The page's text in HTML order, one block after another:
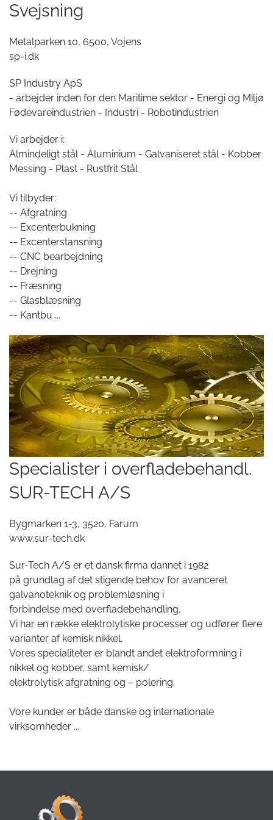
Svejsning
Metalparken 10, 6500, Vojens
sp-i.dk
SP Industry ApS
- arbejder inden for den Maritime sektor - Energi og Miljø
Fødevareindustrien - Industri - Robotindustrien
Vi arbejder i:
Almindeligt stål - Aluminium - Galvaniseret stål - Kobber
Messing - Plast - Rustfrit Stål
Vi tilbyder:
-- Afgratning
-- Excenterbukning
-- Excenterstansning
-- CNC bearbejdning
-- Drejning
-- Fræsning
-- Glasblæsning
-- Kantbu ...
Specialister i overfladebehandl.
SUR-TECH A/S
Bygmarken 1-3, 3520, Farum
www.sur-tech.dk
Sur-Tech A/S er et dansk firma dannet i 1982
på grundlag af det stigende behov for avanceret
galvanoteknik og problemløsning i
forbindelse med overfladebehandling.
Vi har en række elektrolytiske processer og udfører flere
varianter af kemisk nikkel.
Vores specialiteter er blandt andet elektroformning i
nikkel og kobber, samt kemisk/
elektrolytisk afgratning og – polering.
Vore kunder er både danske og internationale
virksomheder ...